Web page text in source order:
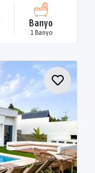
Banyo
1 Banyo